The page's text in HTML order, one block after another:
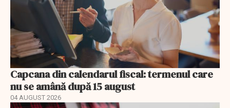
Capcana din calendarul fiscal: termenul care
nu se amână după 15 august
04 AUGUST 2026